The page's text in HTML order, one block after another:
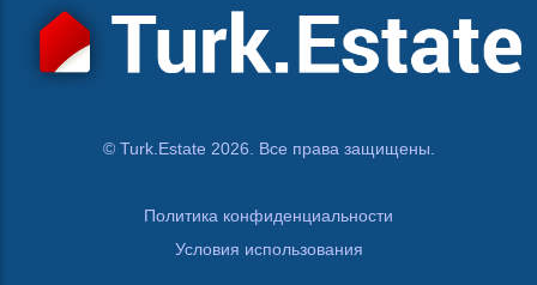
© Turk.Estate 2026. Все права защищены.
Политика конфиденциальности
Условия использования